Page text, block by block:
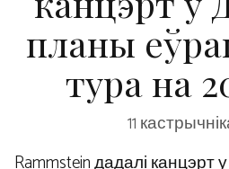
планы
тура на
11
Rammstein дадалі канцэрт